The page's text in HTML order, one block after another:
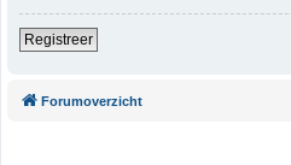
Registreer
Forumoverzicht